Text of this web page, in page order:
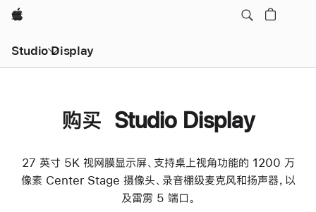
Apple
Studio Display
购买 Studio Display
27 英寸 5K 视网膜显示屏、支持桌上视角功能的 1200 万
像素 Center Stage 摄像头、录音棚级麦克风和扬声器，以
及雷雳 5 端口。